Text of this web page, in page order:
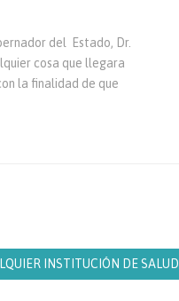
del Estado, Dr.
cosa que llegara
la finalidad de que
INSTITUCIÓN DE SALUD